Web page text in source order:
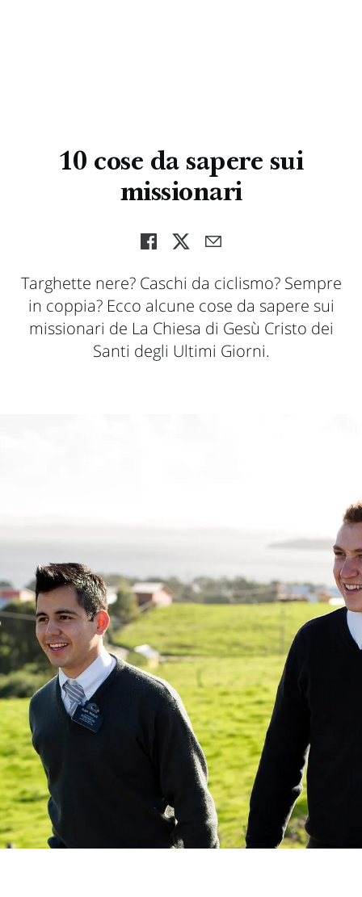
10 cose da sapere sui
missionari
Targhette nere? Caschi da ciclismo? Sempre
in coppia? Ecco alcune cose da sapere sui
missionari de La Chiesa di Gesù Cristo dei
Santi degli Ultimi Giorni.